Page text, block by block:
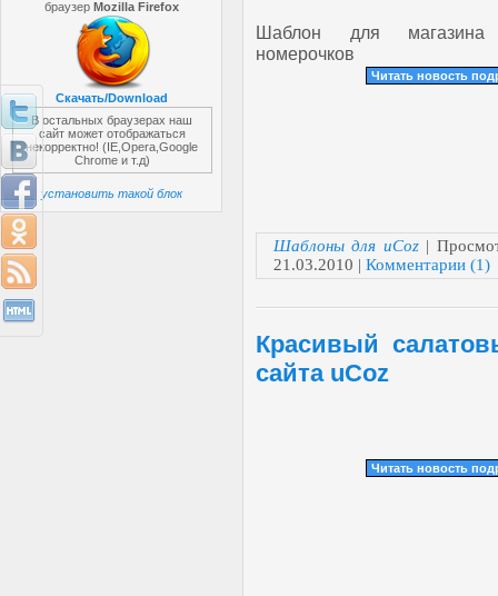
браузерMozilla Firefox
Скачать/Download
В остальных браузерах наш
сайт может отображаться
некорректно! (IE,Opera,Google
Chrome и т.д)
установить такой блок
Шаблон для
номерочков
Читать новость
Шаблоны для uCoz |
21.03.2010 | Комментарии (1)
Красивый
сайта uCoz
Читать новость